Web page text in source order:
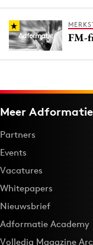
FM-
Meer Adformatie
Partners
Events
Vacatures
Whitepapers
Nieuwsbrief
Adformatie Academy
Volledig Magazine